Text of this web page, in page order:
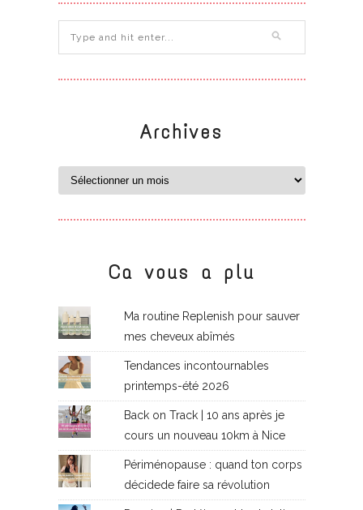
Archives
Ca vous a plu
Ma routine Replenish pour sauver
mes cheveux abîmés
Tendances incontournables
printemps-été 2026
Back on Track | 10 ans après je
cours un nouveau 10km à Nice
Périménopause : quand ton corps
décidede faire sa révolution